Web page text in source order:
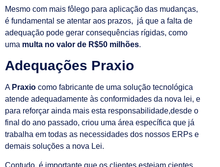
Mesmo com mais fôlego para aplicação das mudanças,
é fundamental se atentar aos prazos, já que a falta de
adequação pode gerar consequências rígidas, como
uma multa no valor de R$50 milhões.
Adequações Praxio
A Praxio como fabricante de uma solução tecnológica
atende adequadamente às conformidades da nova lei, e
para reforçar ainda mais esta responsabilidade,desde o
final do ano passado, criou uma área específica que já
trabalha em todas as necessidades dos nossos ERPs e
demais soluções a nova Lei.
Contudo, é importante que os clientes estejam cientes